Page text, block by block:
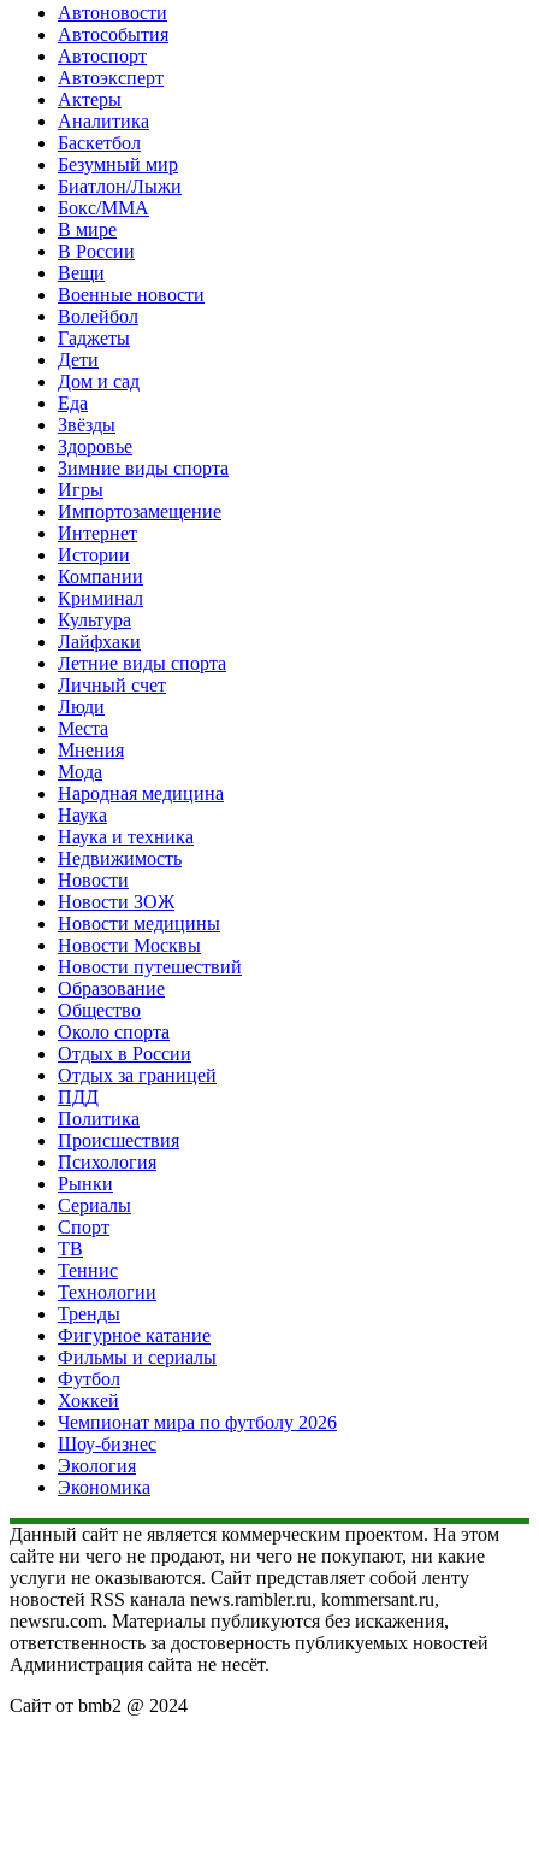
Автоновости
Автособытия
Автоспорт
Автоэксперт
Актеры
Аналитика
Баскетбол
Безумный мир
Биатлон/Лыжи
Бокс/MMA
В мире
В России
Вещи
Военные новости
Волейбол
Гаджеты
Дети
Дом и сад
Еда
Звёзды
Здоровье
Зимние виды спорта
Игры
Импортозамещение
Интернет
Истории
Компании
Криминал
Культура
Лайфхаки
Летние виды спорта
Личный счет
Люди
Места
Мнения
Мода
Народная медицина
Наука
Наука и техника
Недвижимость
Новости
Новости ЗОЖ
Новости медицины
Новости Москвы
Новости путешествий
Образование
Общество
Около спорта
Отдых в России
Отдых за границей
ПДД
Политика
Происшествия
Психология
Рынки
Сериалы
Спорт
ТВ
Теннис
Технологии
Тренды
Фигурное катание
Фильмы и сериалы
Футбол
Хоккей
Чемпионат мира по футболу 2026
Шоу-бизнес
Экология
Экономика
Данный сайт не является коммерческим проектом. На этом
сайте ни чего не продают, ни чего не покупают, ни какие
услуги не оказываются. Сайт представляет собой ленту
новостей RSS канала news.rambler.ru, kommersant.ru,
newsru.com. Материалы публикуются без искажения,
ответственность за достоверность публикуемых новостей
Администрация сайта не несёт.
Сайт от bmb2 @ 2024